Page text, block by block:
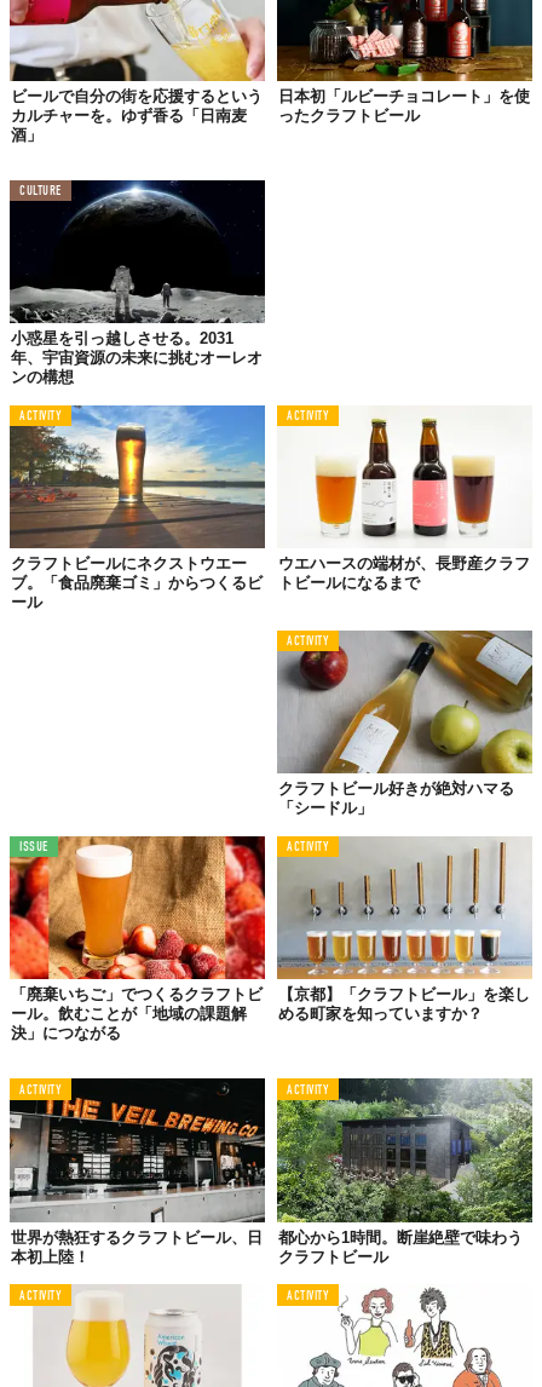
酒蔵にほど近い酒出という地は、その昔、井戸から酒が湧き出た
という言い伝えがあるそう。水と緑の豊かな常陸野はビールづく
りにも適した地でした。
主にヨーロッパから年ごとに厳選した材料を直輸入。ホップもそ
れぞれの個性に相応しい産地から。
とはいえ、原料は欧米のものでも、欧米のビールのコピーをつく
るわけではありません。ここで生まれるのは、唯一無二の一杯。
モルトとホップの組み合わせは無限。その中で狙いの最良の組み
合わせを仕込む。それを保ち続け、時には進化させていきます。
ビールづくりは、まるで我が子を育てるかのように。発酵中、
「酵母は元気かな」「暑くないかな」「寒くないかな」。そんな
気遣いの日々。
ビールで自分の街を応援するという
カルチャーを。ゆず香る「日南麦
酒」
日本初「ルビーチョコレート」を使
ったクラフトビール
CULTURE
小惑星を引っ越しさせる。2031
年、宇宙資源の未来に挑むオーレオ
ンの構想
ACTIVITY
クラフトビールにネクストウエー
ブ。「食品廃棄ゴミ」からつくるビ
ール
ACTIVITY
ウエハースの端材が、長野産クラフ
トビールになるまで
ACTIVITY
クラフトビール好きが絶対ハマる
「シードル」
ISSUE
「廃棄いちご」でつくるクラフトビ
ール。飲むことが「地域の課題解
決」につながる
ACTIVITY
【京都】「クラフトビール」を楽し
める町家を知っていますか？
ACTIVITY
世界が熱狂するクラフトビール、日
本初上陸！
ACTIVITY
都心から1時間。断崖絶壁で味わう
クラフトビール
ACTIVITY ACTIVITY